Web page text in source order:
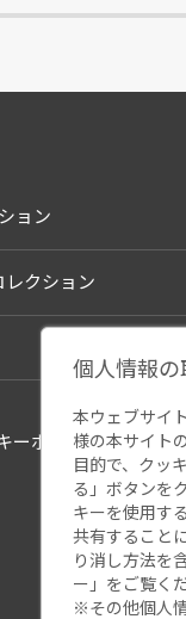
ョン
レクション
ーポリシー ウェ
個人情報の
本ウェブサイ
様の本サイト
目的で、クッ
る」ボタンを
キーを使用す
共有すること
り消し方法を
ー 」をご覧く
※その他個人